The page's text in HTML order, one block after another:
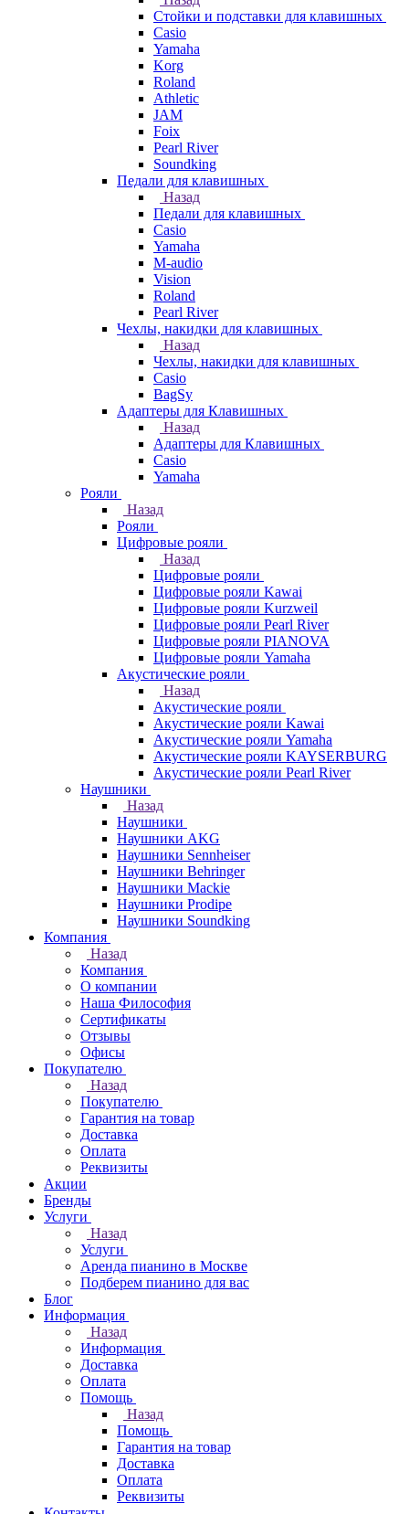
Стойки и подставки для клавишных
Casio
Yamaha
Korg
Roland
Athletic
JAM
Foix
Pearl River
Soundking
Педали для клавишных
Назад
Педали для клавишных
Casio
Yamaha
M-audio
Vision
Roland
Pearl River
Чехлы, накидки для клавишных
Назад
Чехлы, накидки для клавишных
Casio
BagSy
Адаптеры для Клавишных
Назад
Адаптеры для Клавишных
Casio
Yamaha
Рояли
Назад
Рояли
Цифровые рояли
Назад
Цифровые рояли
Цифровые рояли Kawai
Цифровые рояли Kurzweil
Цифровые рояли Pearl River
Цифровые рояли PIANOVA
Цифровые рояли Yamaha
Акустические рояли
Назад
Акустические рояли
Акустические рояли Kawai
Акустические рояли Yamaha
Акустические рояли KAYSERBURG
Акустические рояли Pearl River
Наушники
Назад
Наушники
Наушники AKG
Наушники Sennheiser
Наушники Behringer
Наушники Mackie
Наушники Prodipe
Наушники Soundking
Компания
Назад
Компания
О компании
Наша Философия
Сертификаты
Отзывы
Офисы
Покупателю
Назад
Покупателю
Гарантия на товар
Доставка
Оплата
Реквизиты
Акции
Бренды
Услуги
Назад
Услуги
Аренда пианино в Москве
Подберем пианино для вас
Блог
Информация
Назад
Информация
Доставка
Оплата
Помощь
Назад
Помощь
Гарантия на товар
Доставка
Оплата
Реквизиты